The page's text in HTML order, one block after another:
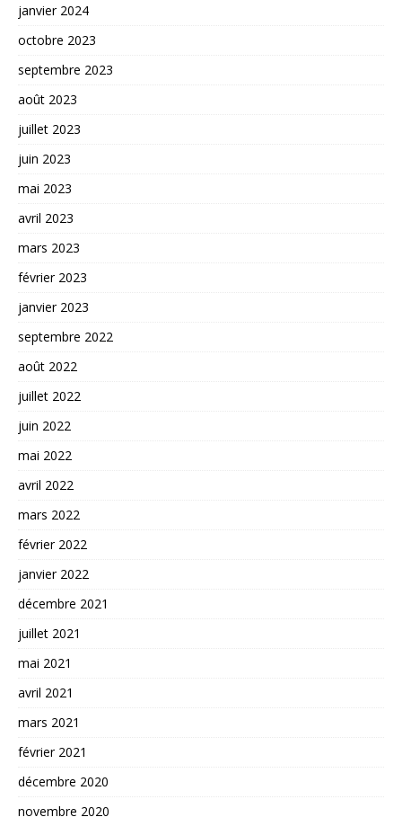
janvier 2024
octobre 2023
septembre 2023
août 2023
juillet 2023
juin 2023
mai 2023
avril 2023
mars 2023
février 2023
janvier 2023
septembre 2022
août 2022
juillet 2022
juin 2022
mai 2022
avril 2022
mars 2022
février 2022
janvier 2022
décembre 2021
juillet 2021
mai 2021
avril 2021
mars 2021
février 2021
décembre 2020
novembre 2020